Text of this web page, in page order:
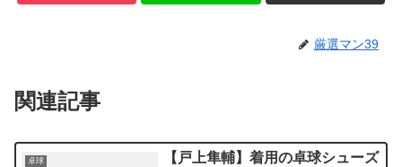
厳選マン39
関連記事
卓球
【戸上隼輔】着用の卓球シューズ